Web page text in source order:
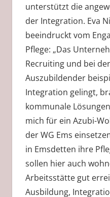
unterstützt die
der Integration. Eva
beeindruckt vom
Pflege: „Das
Recruiting und bei
Auszubildender
Integration gelingt,
kommunale
mich für ein Azubi-
der WG Ems
in Emsdetten ihre
sollen hier auch
Arbeitsstätte gut
Ausbildung,